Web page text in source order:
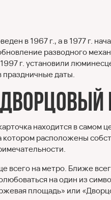
в 1967 г., а в 1977 г.
разводного
г. установили
праздничные даты.
находится в самом
котором расположены
всего на метро. Ближе
на один из
площадь» или